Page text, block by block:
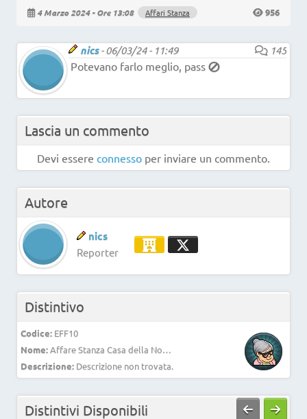
4 Marzo 2024 - Ore 13:08 Affari Stanza 956
nics-06/03/24 - 11:49
145
Potevano farlo meglio, pass ‡
Lascia un commento
Devi essere connesso per inviare un commento.
Autore
nics
Reporter
Distintivo
Codice: EFF10
Nome:
Affare Stanza Casa della Nonna Rimodellata
Descrizione: Descrizione non trovata.
Distintivi Disponibili